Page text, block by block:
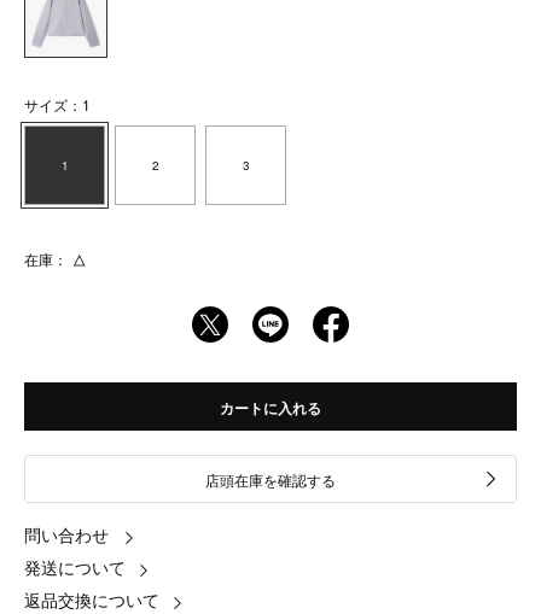
サイズ：1
1 2 3
在庫： △
カートに入れる
店頭在庫を確認する
問い合わせ
発送について
返品交換について